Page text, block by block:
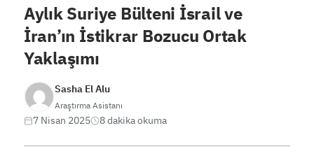
Aylık Suriye Bülteni İsrail ve
İran’ın İstikrar Bozucu Ortak
Yaklaşımı
Sasha El Alu
Araştırma Asistanı
7 Nisan 2025 8 dakika okuma